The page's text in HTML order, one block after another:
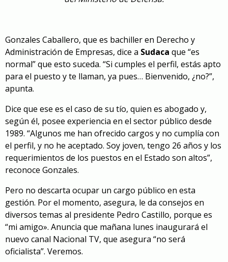
Gonzales Caballero, que es bachiller en Derecho y
Administración de Empresas, dice a Sudaca que “es
normal” que esto suceda. “Si cumples el perfil, estás apto
para el puesto y te llaman, ya pues… Bienvenido, ¿no?”,
apunta.
Dice que ese es el caso de su tío, quien es abogado y,
según él, posee experiencia en el sector público desde
1989. “Algunos me han ofrecido cargos y no cumplía con
el perfil, y no he aceptado. Soy joven, tengo 26 años y los
requerimientos de los puestos en el Estado son altos”,
reconoce Gonzales.
Pero no descarta ocupar un cargo público en esta
gestión. Por el momento, asegura, le da consejos en
diversos temas al presidente Pedro Castillo, porque es
“mi amigo». Anuncia que mañana lunes inaugurará el
nuevo canal Nacional TV, que asegura “no será
oficialista”. Veremos.